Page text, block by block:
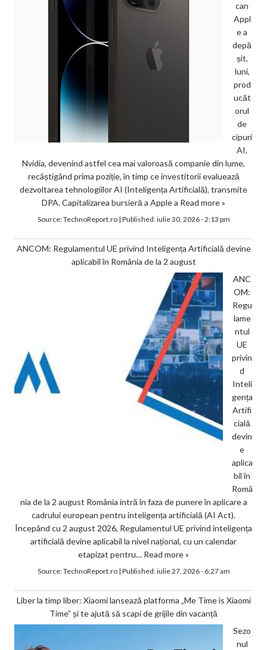
can
Appl
e a
depă
șit,
luni,
prod
ucăt
orul
de
cipuri
AI,
Nvidia, devenind astfel cea mai valoroasă companie din lume,
recâștigând prima poziție, în timp ce investitorii evaluează
dezvoltarea tehnologiilor AI (Inteligența Artificială), transmite
DPA. Capitalizarea bursieră a Apple a Read more »
Source:TechnoReport.ro| Published:iulie 30, 2026 - 2:13 pm
ANCOM: Regulamentul UE privind Inteligența Artificială devine
aplicabil în România de la 2 august
ANC
OM:
Regu
lame
ntul
UE
privin
d
Inteli
gența
Artifi
cială
devin
e
aplica
bil în
Româ
nia de la 2 august România intră în faza de punere în aplicare a
cadrului european pentru inteligența artificială (AI Act).
Începând cu 2 august 2026, Regulamentul UE privind inteligența
artificială devine aplicabil la nivel național, cu un calendar
etapizat pentru… Read more »
Source:TechnoReport.ro| Published:iulie 27, 2026 - 6:27 am
Liber la timp liber: Xiaomi lansează platforma „Me Time is Xiaomi
Time” și te ajută să scapi de grijile din vacanță
Sezo
nul